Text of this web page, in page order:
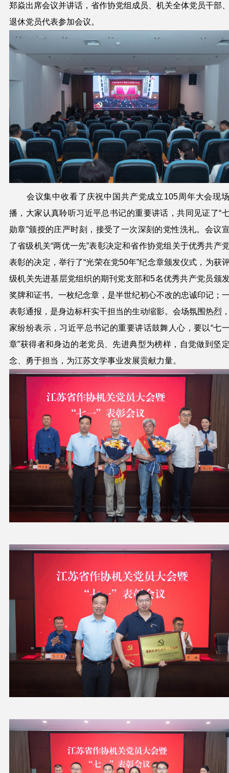
郑焱出席会议并讲话，省作协党组成员、机关全体党员干部
退休党员代表参加会议。
会议集中收看了庆祝中国共产党成立105周年大会现
播，大家认真聆听习近平总书记的重要讲话，共同见证了“
勋章”颁授的庄严时刻，接受了一次深刻的党性洗礼。会议
了省级机关“两优一先”表彰决定和省作协党组关于优秀共产
表彰的决定， 举行了“光荣在党50年”纪念章颁发仪式， 为获
级机关先进基层党组织的期刊党支部和5名优秀共产党员颁
奖牌和证书。 一枚纪念章，是半世纪初心不改的忠诚印记；
表彰通报，是身边标杆实干担当的生动缩影。 会场氛围热烈
家纷纷表示，习近平总书记的重要讲话鼓舞人心，要以“七
章”获得者和身边的老党员、先进典型为榜样，自觉做到坚
念、勇于担当，为江苏文学事业发展贡献力量。